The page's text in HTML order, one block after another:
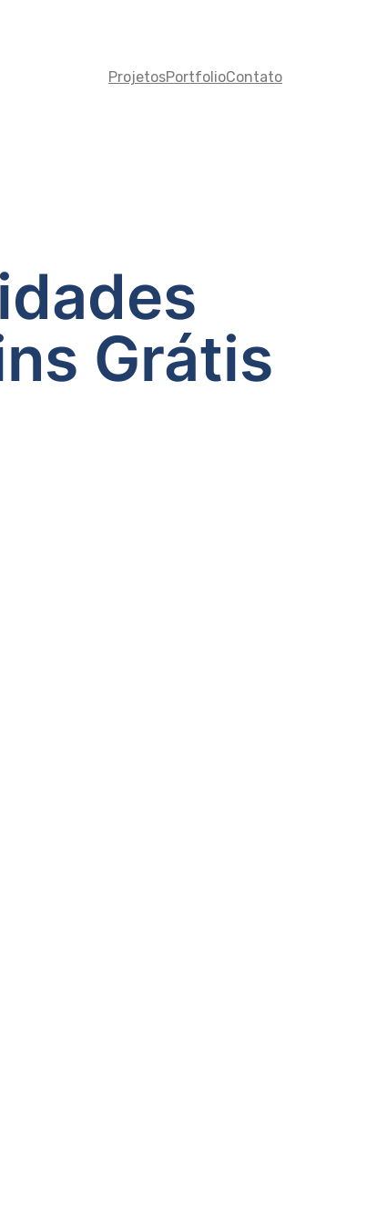
ProjetosPortfolioContato
Grátis